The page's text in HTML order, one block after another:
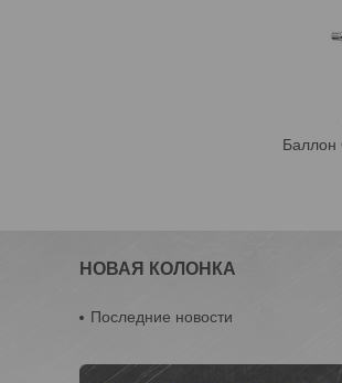
Баллон
НОВАЯ КОЛОНКА
Последние новости